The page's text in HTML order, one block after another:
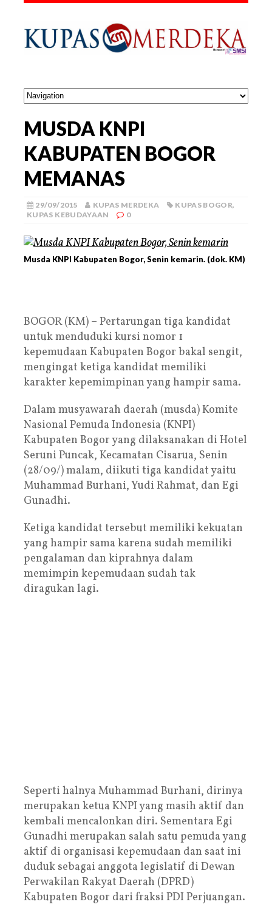
MUSDA KNPI
KABUPATEN BOGOR
MEMANAS
29/09/2015 KUPAS MERDEKA KUPAS BOGOR,
KUPAS KEBUDAYAAN
0
Musda KNPI Kabupaten Bogor, Senin kemarin. (dok. KM)
BOGOR (KM) – Pertarungan tiga kandidat
untuk menduduki kursi nomor 1
kepemudaan Kabupaten Bogor bakal sengit,
mengingat ketiga kandidat memiliki
karakter kepemimpinan yang hampir sama.
Dalam musyawarah daerah (musda) Komite
Nasional Pemuda Indonesia (KNPI)
Kabupaten Bogor yang dilaksanakan di Hotel
Seruni Puncak, Kecamatan Cisarua, Senin
(28/09/) malam, diikuti tiga kandidat yaitu
Muhammad Burhani, Yudi Rahmat, dan Egi
Gunadhi.
Ketiga kandidat tersebut memiliki kekuatan
yang hampir sama karena sudah memiliki
pengalaman dan kiprahnya dalam
memimpin kepemudaan sudah tak
diragukan lagi.
Seperti halnya Muhammad Burhani, dirinya
merupakan ketua KNPI yang masih aktif dan
kembali mencalonkan diri. Sementara Egi
Gunadhi merupakan salah satu pemuda yang
aktif di organisasi kepemudaan dan saat ini
duduk sebagai anggota legislatif di Dewan
Perwakilan Rakyat Daerah (DPRD)
Kabupaten Bogor dari fraksi PDI Perjuangan.